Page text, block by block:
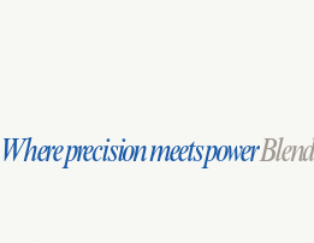
Where precision meets power